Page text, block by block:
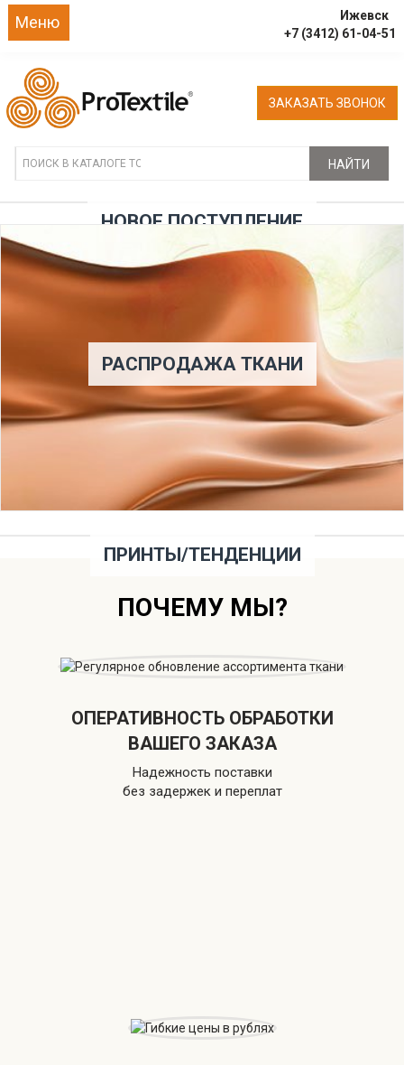
Ижевск
+7 (3412) 61-04-51
НАЙТИ
ЗАКАЗАТЬ ЗВОНОК
Меню
НОВОЕ ПОСТУПЛЕНИЕ
РАСПРОДАЖА ТКАНИ
ПРИНТЫ/ТЕНДЕНЦИИ
ПОЧЕМУ МЫ?
ОПЕРАТИВНОСТЬ ОБРАБОТКИ
ВАШЕГО ЗАКАЗА
Надежность поставки
без задержек и переплат